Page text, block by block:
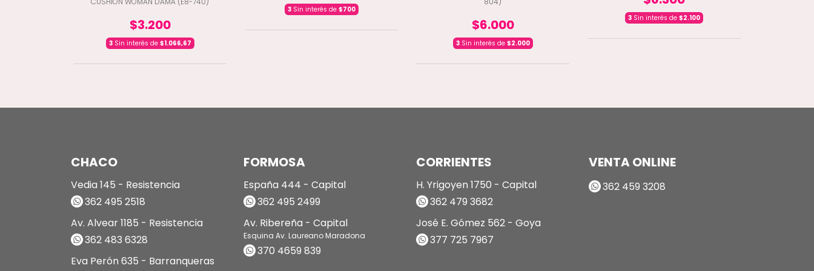
$3.200
3Sin interés de $1.066,67
3Sin interés de $700
$6.000
3Sin interés de $2.000
3 Sin interés de $2.100
CHACO
Vedia 145 - Resistencia
362 495 2518
Av. Alvear 1185 - Resistencia
362 483 6328
Eva Perón 635 - Barranqueras
FORMOSA
España 444 - Capital
362 495 2499
Av. Ribereña - Capital
Esquina Av. Laureano Maradona
370 4659 839
CORRIENTES
H. Yrigoyen 1750 - Capital
362 479 3682
José E. Gómez 562 - Goya
377 725 7967
VENTA ONLINE
362 459 3208